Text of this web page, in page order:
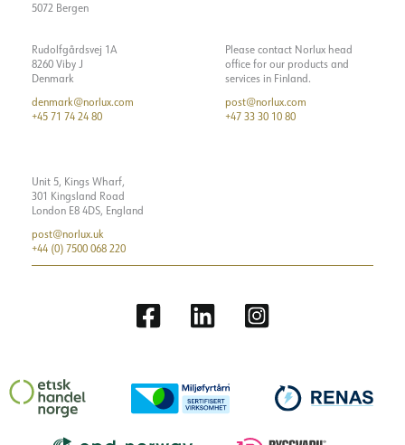
5072 Bergen
Rudolfgårdsvej 1A
8260 Viby J
Denmark
denmark@norlux.com
+45 71 74 24 80
Please contact Norlux head
office for our products and
services in Finland.
post@norlux.com
+47 33 30 10 80
Unit 5, Kings Wharf,
301 Kingsland Road
London E8 4DS, England
post@norlux.uk
+44 (0) 7500 068 220